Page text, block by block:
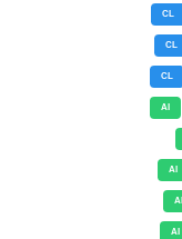
CL
CL
CL
AI
AI
AI
AI